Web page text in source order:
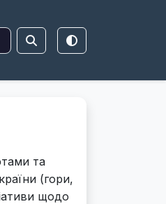
та
(гори,
щодо